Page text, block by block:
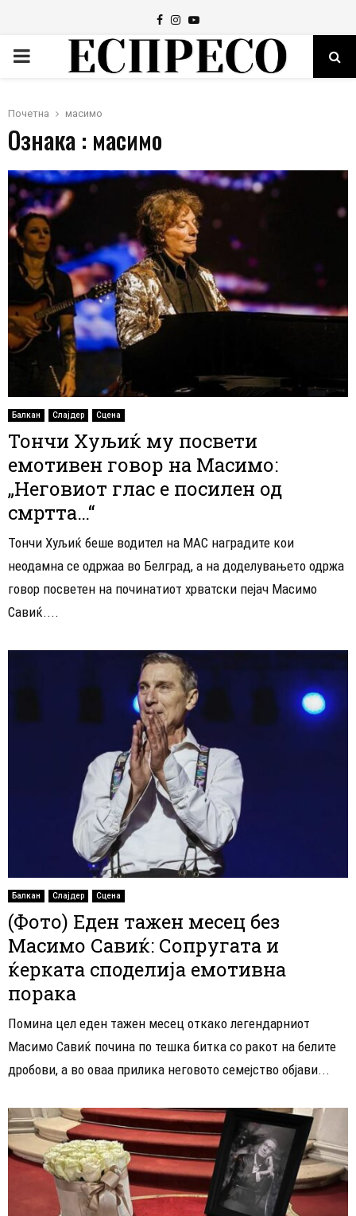
Facebook
Instagram
Youtube
PRIMARY
Почетна масимо
Ознака : масимо
Балкан Слајдер Сцена
Тончи Хуљиќ му посвети
емотивен говор на Масимо:
„Неговиот глас е посилен од
смртта…“
Тончи Хуљиќ беше водител на MAC наградите кои
неодамна се одржаа во Белград, а на доделувањето одржа
говор посветен на починатиот хрватски пејач Масимо
Савиќ....
Балкан Слајдер Сцена
(Фото) Еден тажен месец без
Масимо Савиќ: Сопругата и
ќерката споделија емотивна
порака
Помина цел еден тажен месец откако легендарниот
Масимо Савиќ почина по тешка битка со ракот на белите
дробови, а во оваа прилика неговото семејство објави...